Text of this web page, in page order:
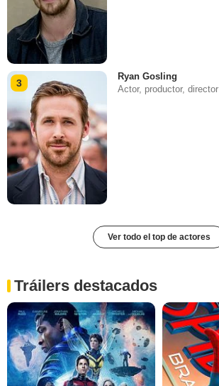
3
Ryan Gosling
Actor, productor, director
Ver todo el top de actores
Tráilers destacados